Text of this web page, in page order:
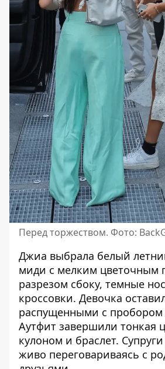
Перед торжеством. Фото:
Джиа выбрала белый
миди с мелким цветочным
разрезом сбоку, темные
кроссовки. Девочка
распущенными с пробором
Аутфит завершили тонкая
кулоном и браслет.
живо переговариваясь с